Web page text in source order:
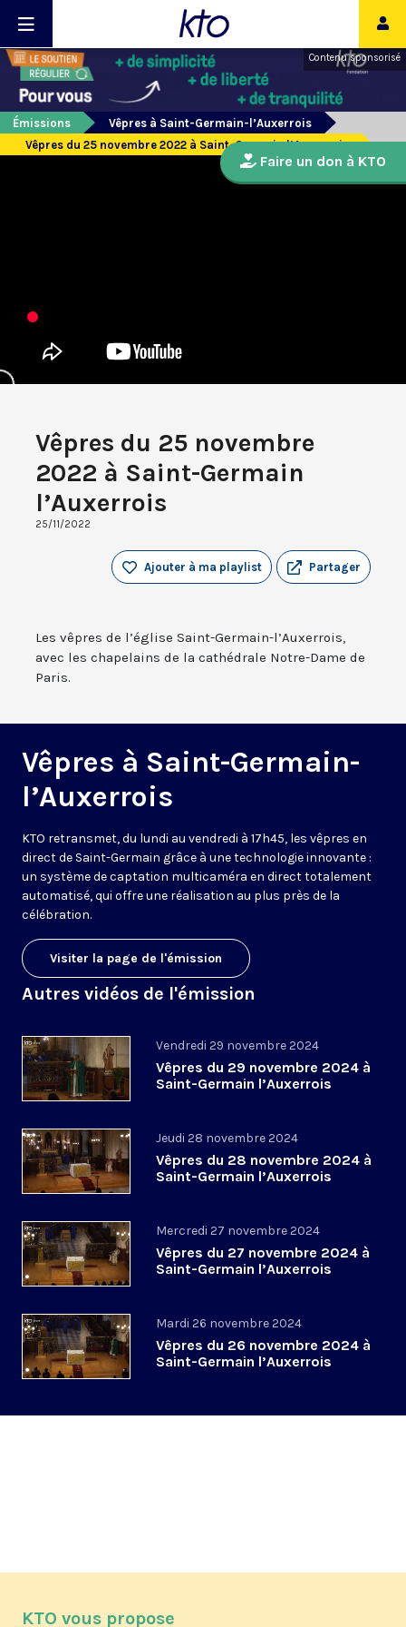
Contenu sponsorisé
Émissions
Vêpres à Saint-Germain-l’Auxerrois
Vêpres du 25 novembre 2022 à Saint-Germain l’Auxerrois
Vêpres du 25 novembre
2022 à Saint-Germain
l’Auxerrois
25/11/2022
Partager
Ajouter à ma playlist
Les vêpres de l’église Saint-Germain-l’Auxerrois,
avec les chapelains de la cathédrale Notre-Dame de
Paris.
Vêpres à Saint-Germain-
l’Auxerrois
KTO retransmet, du lundi au vendredi à 17h45, les vêpres en
direct de Saint-Germain grâce à une technologie innovante :
un système de captation multicaméra en direct totalement
automatisé, qui offre une réalisation au plus près de la
célébration.
Visiter la page de l'émission
Autres vidéos de l'émission
Vendredi 29 novembre 2024
Vêpres du 29 novembre 2024 à
Saint-Germain l’Auxerrois
Jeudi 28 novembre 2024
Vêpres du 28 novembre 2024 à
Saint-Germain l’Auxerrois
Mercredi 27 novembre 2024
Vêpres du 27 novembre 2024 à
Saint-Germain l’Auxerrois
Mardi 26 novembre 2024
Vêpres du 26 novembre 2024 à
Saint-Germain l’Auxerrois
Faire un don à KTO
KTO vous propose